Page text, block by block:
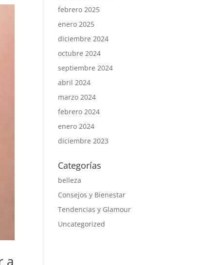
a
febrero 2025
enero 2025
diciembre 2024
octubre 2024
septiembre 2024
abril 2024
marzo 2024
febrero 2024
enero 2024
diciembre 2023
Categorías
belleza
Consejos y Bienestar
Tendencias y Glamour
Uncategorized